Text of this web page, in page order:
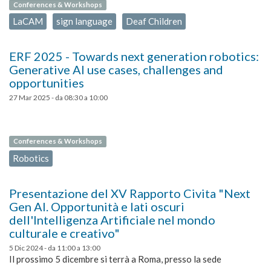
Conferences & Workshops
LaCAM sign language Deaf Children
ERF 2025 - Towards next generation robotics:
Generative AI use cases, challenges and
opportunities
27 Mar 2025 - da 08:30a 10:00
Conferences & Workshops
Robotics
Presentazione del XV Rapporto Civita "Next
Gen AI. Opportunità e lati oscuri
dell'Intelligenza Artificiale nel mondo
culturale e creativo"
5 Dic 2024 - da 11:00a 13:00
Il prossimo 5 dicembre si terrà a Roma, presso la sede